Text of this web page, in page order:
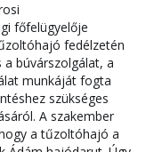
főfelügyelője
fedélzetén
a búvárszolgálat, a
munkáját fogta
szükséges
A szakember
a tűzoltóhajó a